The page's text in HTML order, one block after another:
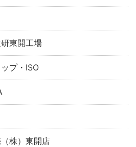
東開工場
プ・ISO
株）東開店